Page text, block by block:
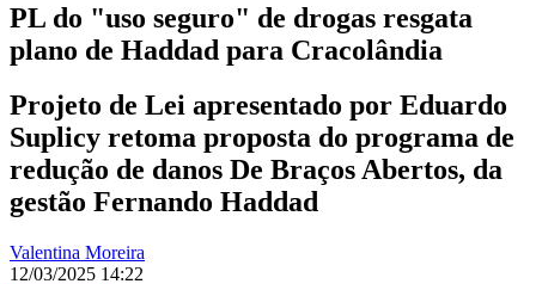
PL do "uso seguro" de drogas resgata
plano de Haddad para Cracolândia
Projeto de Lei apresentado por Eduardo
Suplicy retoma proposta do programa de
redução de danos De Braços Abertos, da
gestão Fernando Haddad
Valentina Moreira
12/03/2025 14:22